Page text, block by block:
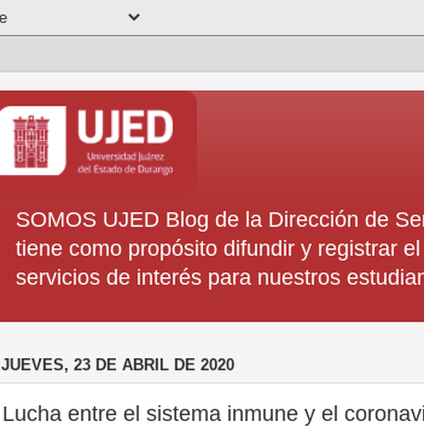
SOMOS UJED Blog de la Dirección de
tiene como propósito difundir y registrar
servicios de interés para nuestros
JUEVES, 23 DE ABRIL DE 2020
Lucha entre el sistema inmune y el